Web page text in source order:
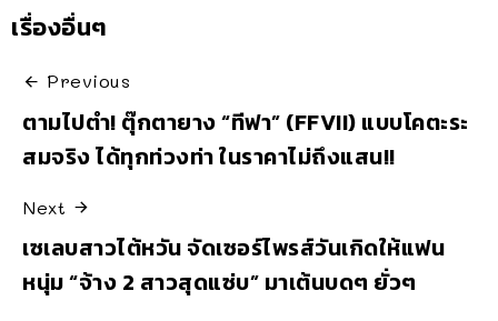
เรื่องอื่นๆ
Previous
ตามไปตำ! ตุ๊กตายาง “ทีฟา” (FFVII) แบบโคตะระ
สมจริง ได้ทุกท่วงท่า ในราคาไม่ถึงแสน!!
Next
เซเลบสาวไต้หวัน จัดเซอร์ไพรส์วันเกิดให้แฟน
หนุ่ม “จ้าง 2 สาวสุดแซ่บ” มาเต้นบดๆ ยั่วๆ